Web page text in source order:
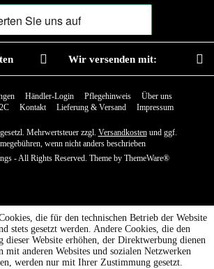
Wir versenden mit:
Händler-Login Pflegehinweis
Über uns
Kontakt Lieferung & Versand Impressum
Mehrwertsteuer zzgl. Versandkostenund ggf.
wenn nicht anders beschrieben
- All Rights Reserved. Theme by ThemeWare®
die für den technischen Betrieb der Website
stets gesetzt werden. Andere Cookies, die den
Website erhöhen, der Direktwerbung dienen
mit anderen Websites und sozialen Netzwerken
werden nur mit Ihrer Zustimmung gesetzt.